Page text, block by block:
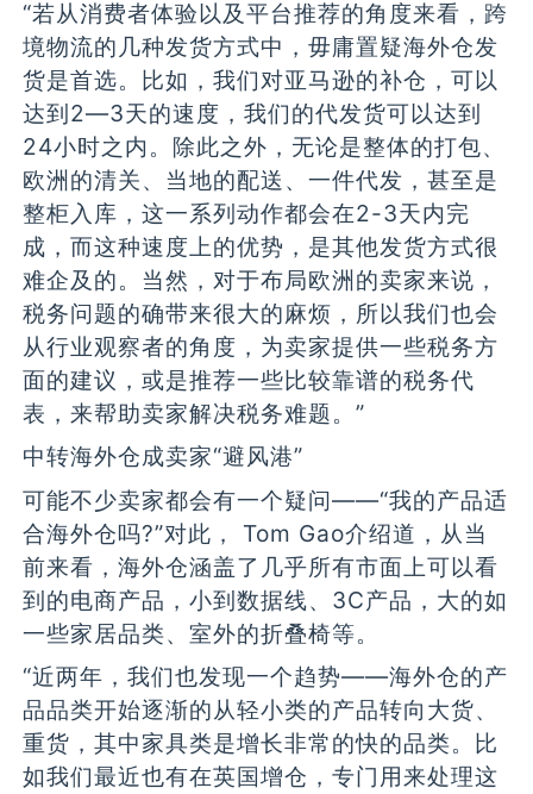
“若从消费者体验以及平台推荐的角度来看，跨
境物流的几种发货方式中，毋庸置疑海外仓发
货是首选。比如，我们对亚马逊的补仓，可以
达到2—3天的速度，我们的代发货可以达到
24小时之内。除此之外，无论是整体的打包、
欧洲的清关、当地的配送、一件代发，甚至是
整柜入库，这一系列动作都会在2-3天内完
成，而这种速度上的优势，是其他发货方式很
难企及的。当然，对于布局欧洲的卖家来说，
税务问题的确带来很大的麻烦，所以我们也会
从行业观察者的角度，为卖家提供一些税务方
面的建议，或是推荐一些比较靠谱的税务代
表，来帮助卖家解决税务难题。”
中转海外仓成卖家“避风港”
可能不少卖家都会有一个疑问——“我的产品适
合海外仓吗?”对此， Tom Gao介绍道，从当
前来看，海外仓涵盖了几乎所有市面上可以看
到的电商产品，小到数据线、3C产品，大的如
一些家居品类、室外的折叠椅等。
“近两年，我们也发现一个趋势——海外仓的产
品品类开始逐渐的从轻小类的产品转向大货、
重货，其中家具类是增长非常的快的品类。比
如我们最近也有在英国增仓，专门用来处理这